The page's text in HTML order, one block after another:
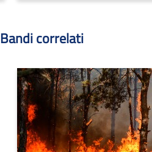
Bandi correlati